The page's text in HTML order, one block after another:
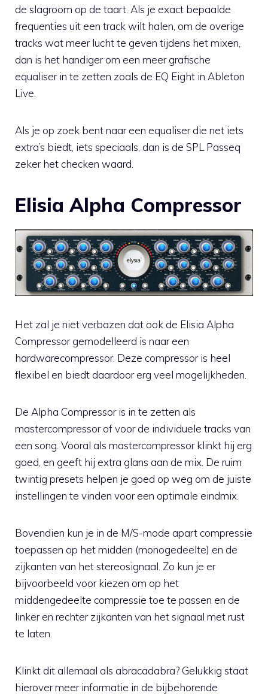
de slagroom op de taart. Als je exact bepaalde
frequenties uit een track wilt halen, om de overige
tracks wat meer lucht te geven tijdens het mixen,
dan is het handiger om een meer grafische
equaliser in te zetten zoals de EQ Eight in Ableton
Live.
Als je op zoek bent naar een equaliser die net iets
extra’s biedt, iets speciaals, dan is de SPL Passeq
zeker het checken waard.
Elisia Alpha Compressor
Het zal je niet verbazen dat ook de Elisia Alpha
Compressor gemodelleerd is naar een
hardwarecompressor. Deze compressor is heel
flexibel en biedt daardoor erg veel mogelijkheden.
De Alpha Compressor is in te zetten als
mastercompressor of voor de individuele tracks van
een song. Vooral als mastercompressor klinkt hij erg
goed, en geeft hij extra glans aan de mix. De ruim
twintig presets helpen je goed op weg om de juiste
instellingen te vinden voor een optimale eindmix.
Bovendien kun je in de M/S-mode apart compressie
toepassen op het midden (monogedeelte) en de
zijkanten van het stereosignaal. Zo kun je er
bijvoorbeeld voor kiezen om op het
middengedeelte compressie toe te passen en de
linker en rechter zijkanten van het signaal met rust
te laten.
Klinkt dit allemaal als abracadabra? Gelukkig staat
hierover meer informatie in de bijbehorende